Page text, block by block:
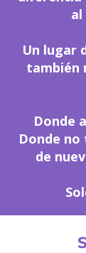
al
Un lugar
también
Donde
Donde no
de